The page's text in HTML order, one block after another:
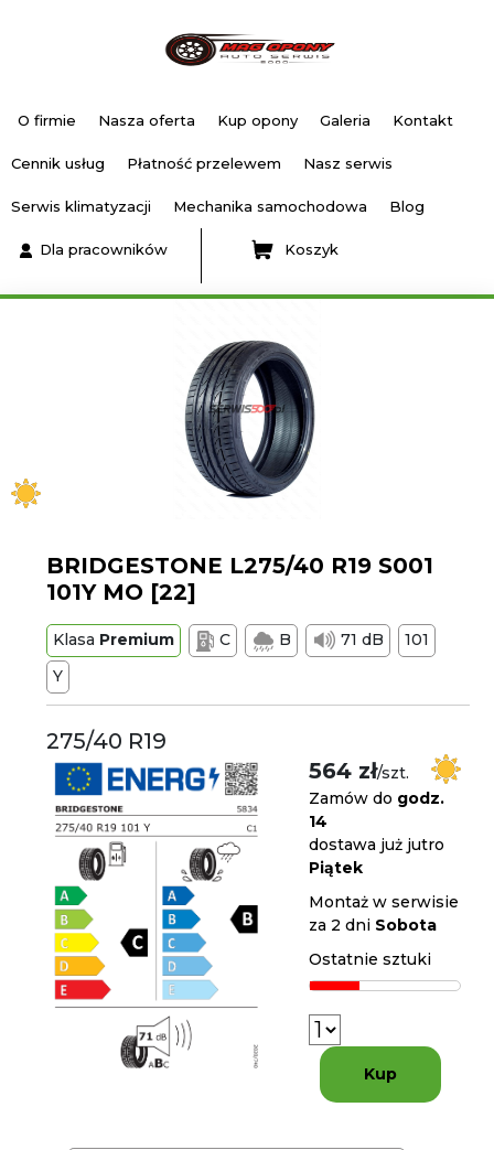
O firmie Nasza oferta Kup opony Galeria Kontakt
Cennik usług Płatność przelewem Nasz serwis
Serwis klimatyzacji Mechanika samochodowa Blog
Dla pracowników Koszyk
BRIDGESTONE L275/40 R19 S001
101Y MO [22]
Klasa Premium C B 71 dB
101
Y
275/40 R19
564 zł/szt.
Zamów do godz.
14
dostawa już jutro
Piątek
Montaż w serwisie
za 2 dni Sobota
Ostatnie sztuki
Kup